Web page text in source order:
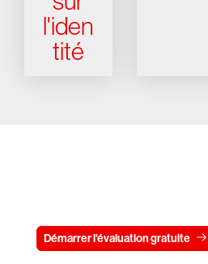
l'iden
tité
Démarrer l'évaluation gratuite